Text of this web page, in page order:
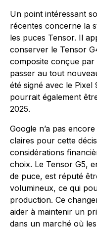
Un point intéressant
récentes concerne la
les puces Tensor. Il
conserver le Tensor
composite conçue
passer au tout
été signé avec le
pourrait également
2025.
Google n’a pas
claires pour cette
considérations
choix. Le Tensor G5,
de puce, est réputé
volumineux, ce qui
production. Ce
aider à maintenir un
dans un marché où